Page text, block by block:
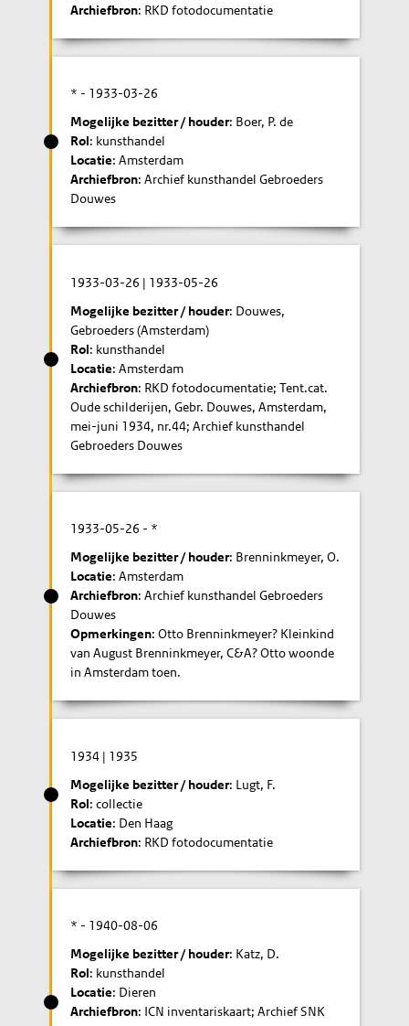
Archiefbron: RKD fotodocumentatie
* - 1933-03-26
Mogelijke bezitter / houder: Boer, P. de
Rol: kunsthandel
Locatie: Amsterdam
Archiefbron: Archief kunsthandel Gebroeders
Douwes
1933-03-26 | 1933-05-26
Mogelijke bezitter / houder: Douwes,
Gebroeders (Amsterdam)
Rol: kunsthandel
Locatie: Amsterdam
Archiefbron: RKD fotodocumentatie; Tent.cat.
Oude schilderijen, Gebr. Douwes, Amsterdam,
mei-juni 1934, nr.44; Archief kunsthandel
Gebroeders Douwes
1933-05-26 - *
Mogelijke bezitter / houder: Brenninkmeyer, O.
Locatie: Amsterdam
Archiefbron: Archief kunsthandel Gebroeders
Douwes
Opmerkingen: Otto Brenninkmeyer? Kleinkind
van August Brenninkmeyer, C&A? Otto woonde
in Amsterdam toen.
1934 | 1935
Mogelijke bezitter / houder: Lugt, F.
Rol: collectie
Locatie: Den Haag
Archiefbron: RKD fotodocumentatie
* - 1940-08-06
Mogelijke bezitter / houder: Katz, D.
Rol: kunsthandel
Locatie: Dieren
Archiefbron: ICN inventariskaart; Archief SNK